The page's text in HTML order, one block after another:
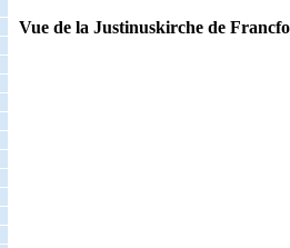
Vue de la Justinuskirche de